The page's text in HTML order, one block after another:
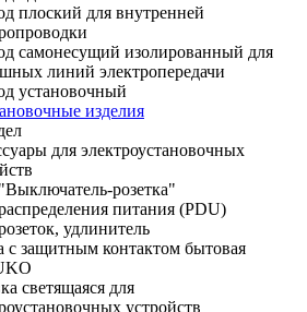
плоский для внутренней
самонесущий изолированный для
линий электропередачи
установочный
изделия
для электроустановочных
розетка"
питания (PDU)
удлинитель
с защитным контактом бытовая
светящаяся для
устройств